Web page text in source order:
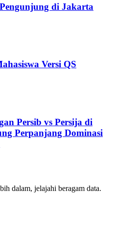
di Jakarta
Versi QS
Persib vs Persija di
Perpanjang Dominasi
dalam, jelajahi beragam data.